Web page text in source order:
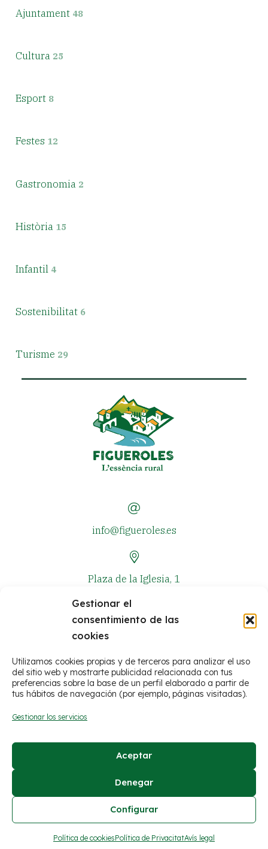
Gestionar el
consentimiento de las
cookies
Utilizamos cookies propias y de terceros para analizar el uso
del sitio web y mostrarte publicidad relacionada con tus
preferencias sobre la base de un perfil elaborado a partir de
tus hábitos de navegación (por ejemplo, páginas visitadas).
Gestionar los servicios
Aceptar
Denegar
Configurar
Política de cookiesPolítica de PrivacitatAvís legal
Ajuntament 48
Cultura 25
Esport 8
Festes 12
Gastronomia 2
Història 15
Infantil 4
Sostenibilitat 6
Turisme 29
info@figueroles.es
Plaza de la Iglesia, 1
+34 964 381 573
© Ayuntamiento de Figueroles
Avís legal
Política de cookies
Declaración de privacidad